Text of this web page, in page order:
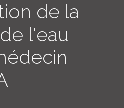
LOGIN
ENGLISH
de la
l'eau